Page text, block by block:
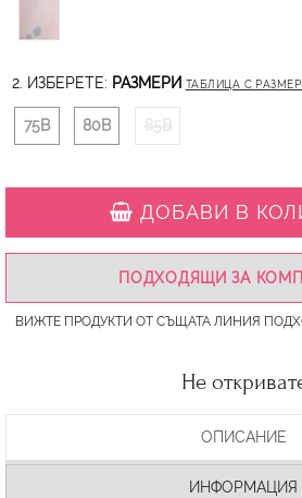
2. ИЗБЕРЕТЕ: РАЗМЕРИ ТАБЛИЦА С
75B 80B 85B
ДОБАВИ В
ПОДХОДЯЩИ ЗА
ВИЖТЕ ПРОДУКТИ ОТ СЪЩАТА ЛИНИЯ
Не
ОПИСАНИЕ
ИНФОРМАЦИЯ